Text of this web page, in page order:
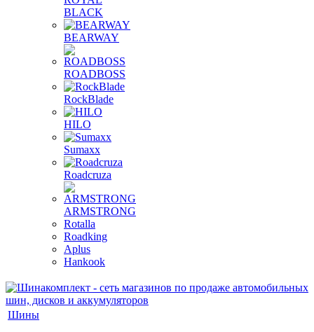
BLACK
BEARWAY
ROADBOSS
RockBlade
HILO
Sumaxx
Roadcruza
ARMSTRONG
Rotalla
Roadking
Aplus
Hankook
Шины